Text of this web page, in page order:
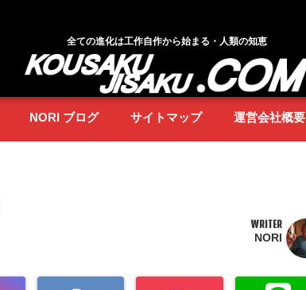
全ての進化は工作自作から始まる・人類の知恵
NORI ブログ サイトマップ 運営会社概要
WRITER
NORI